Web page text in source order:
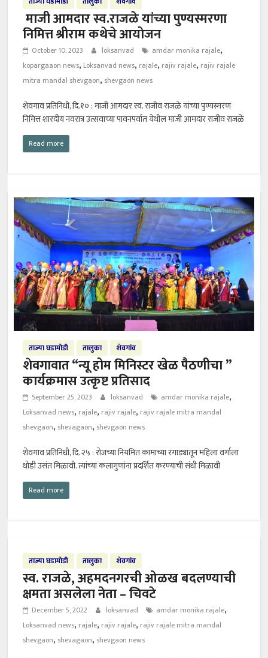
माजी आमदार स्व.राजळे यांच्या पुण्यस्मरणा
निमित्त श्रीराम कथेचे आयोजन
October 10, 2023 loksanvad amdar monika rajale,
kopargaaon news, Loksanvad news, rajale, rajiv rajale, rajiv rajale
mitra mandal shevgaon, shevgaon news
शेवगाव प्रतिनिधी, दि.१० : माजी आमदार स्व. राजीव राजळे यांच्या पुण्यस्मरण
निमित्त शारदीय नवरात्र उत्सवाच्या पावनपर्वात येथील माजी आमदार राजीव राजळे
Read more
ताज्या घडामोडी तालुका शेवगांव
शेवगावात “न्यू होम मिनिस्टर खेळ पैठणीचा ”
कार्यक्रमास उत्कृष्ट प्रतिसाद
September 25, 2023 loksanvad amdar monika rajale,
Loksanvad news, rajale, rajiv rajale, rajiv rajale mitra mandal
shevgaon, shevagaon, shevgaon news
शेवगाव प्रतिनिधी, दि. २५ : रोजच्या नियमित कामाच्या रगाड्यातून महिला वर्गाला
थोडी उसंत मिळावी. त्यांच्या कलागुणांना प्रदर्शित करण्याची संधी मिळावी
Read more
ताज्या घडामोडी तालुका शेवगांव
स्व. राजळे, अहमदनगरची ओळख बदलण्याची
क्षमता असलेला नेता – चिवटे
December 5, 2022 loksanvad amdar monika rajale,
Loksanvad news, rajale, rajiv rajale, rajiv rajale mitra mandal
shevgaon, shevagaon, shevgaon news